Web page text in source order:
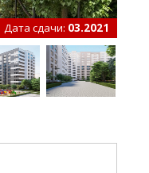
Дата сдачи: 03.2021